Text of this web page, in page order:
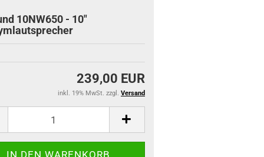
10NW650 - 10"
239,00 EUR
inkl. 19% MwSt. zzgl. Versand